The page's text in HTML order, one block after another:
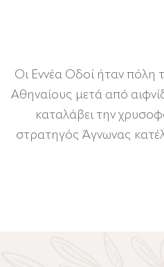
Οι Εννέα Οδοί ήταν
Αθηναίους μετά από
καταλάβει την
στρατηγός Άγνωνας